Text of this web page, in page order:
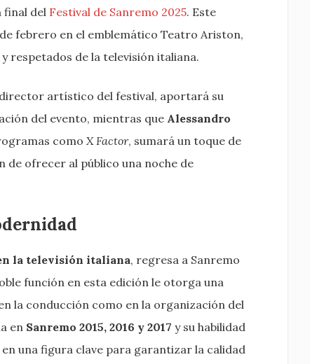
final del Festival de Sanremo 2025. Este
febrero en el emblemático Teatro Ariston,
respetados de la televisión italiana.
artístico del festival, aportará su
del evento, mientras que Alessandro
como X Factor, sumará un toque de
de ofrecer al público una noche de
la televisión italiana, regresa a Sanremo
función en esta edición le otorga una
la conducción como en la organización del
en Sanremo 2015, 2016 y 2017 y su habilidad
una figura clave para garantizar la calidad